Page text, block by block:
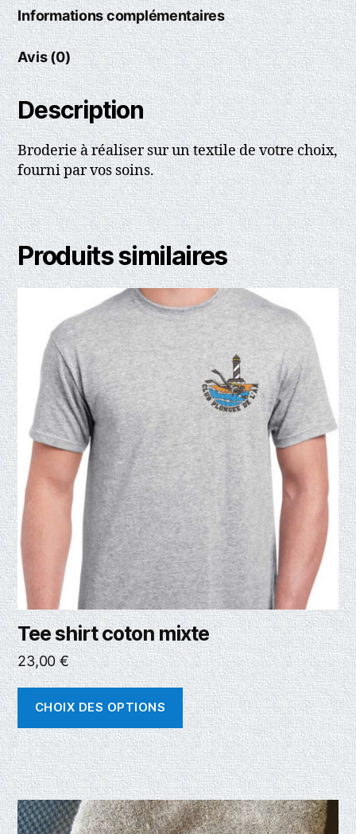
Informations complémentaires
Avis (0)
Description
Broderie à réaliser sur un textile de votre choix,
fourni par vos soins.
Produits similaires
Tee shirt coton mixte
23,00€
CHOIX DES OPTIONS